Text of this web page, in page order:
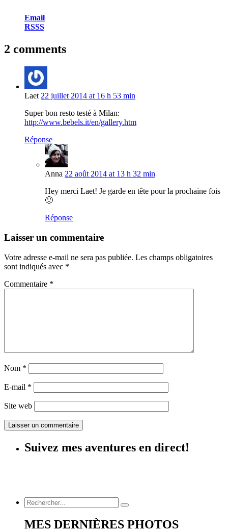
Email
RSSS
2 comments
Laet 22 juillet 2014 at 16 h 53 min
Super bon resto testé à Milan:
http://www.bebels.it/en/gallery.htm
Réponse
Anna 22 août 2014 at 13 h 32 min
Hey merci Laet! Je garde en tête pour la prochaine fois
🙂
Réponse
Laisser un commentaire
Votre adresse e-mail ne sera pas publiée. Les champs obligatoires
sont indiqués avec *
Commentaire *
Nom *
E-mail *
Site web
Suivez mes aventures en direct!
MES DERNIÈRES PHOTOS